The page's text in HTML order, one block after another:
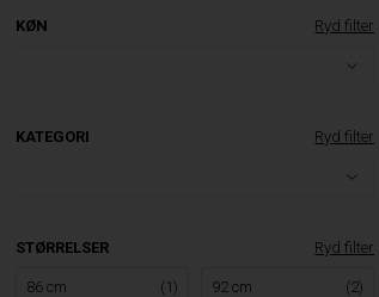
KØN Ryd filter
KATEGORI Ryd filter
STØRRELSER Ryd filter
86 cm (1) 92 cm (2)